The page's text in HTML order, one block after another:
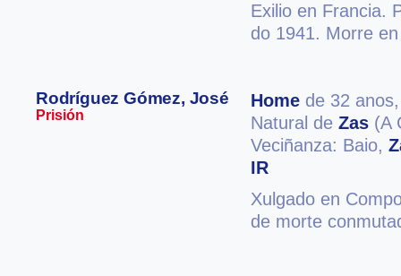
Exilio en Francia.
do 1941. Morre
Rodríguez Gómez, José
Prisión
Home de 32
Natural de Zas (A
Veciñanza: Baio,
IR
Xulgado en
de morte